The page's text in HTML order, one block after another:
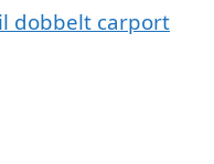
dobbelt carport